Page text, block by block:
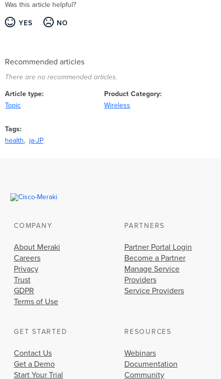
Was this article helpful?
YES NO
Recommended articles
There are no recommended articles.
Article type
Topic
Product Category
Wireless
Tags
health
ja-JP
COMPANY
About Meraki
Careers
Privacy
Trust
GDPR
Terms of Use
PARTNERS
Partner Portal Login
Become a Partner
Manage Service
Providers
Service Providers
GET STARTED
Contact Us
Get a Demo
Start Your Trial
RESOURCES
Webinars
Documentation
Community